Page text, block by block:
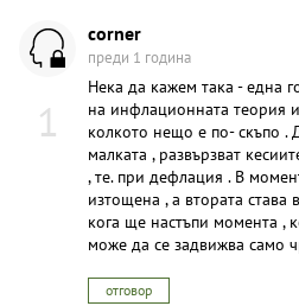
1
corner
преди 1 година
Нека да кажем така - една
на инфлационната теория
колкото нещо е по- скъпо .
малката , развързват
, те. при дефлация . В
изтощена , а втората става
кога ще настъпи момента ,
може да се задвижва само
отговор